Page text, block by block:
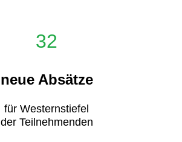
32
neue Absätze
für Westernstiefel
der Teilnehmenden